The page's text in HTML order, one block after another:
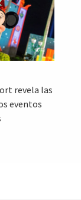
revela las
eventos